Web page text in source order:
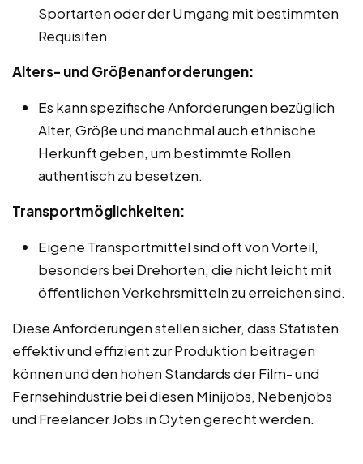
Sportarten oder der Umgang mit bestimmten
Requisiten.
Alters- und Größenanforderungen:
Es kann spezifische Anforderungen bezüglich
Alter, Größe und manchmal auch ethnische
Herkunft geben, um bestimmte Rollen
authentisch zu besetzen.
Transportmöglichkeiten:
Eigene Transportmittel sind oft von Vorteil,
besonders bei Drehorten, die nicht leicht mit
öffentlichen Verkehrsmitteln zu erreichen sind.
Diese Anforderungen stellen sicher, dass Statisten
effektiv und effizient zur Produktion beitragen
können und den hohen Standards der Film- und
Fernsehindustrie bei diesen Minijobs, Nebenjobs
und Freelancer Jobs in Oyten gerecht werden.